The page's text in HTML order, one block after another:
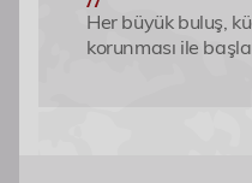
Her büyük buluş,
korunması ile